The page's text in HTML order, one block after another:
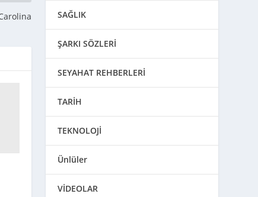
SAĞLIK
ŞARKI SÖZLERİ
SEYAHAT REHBERLERİ
TARİH
TEKNOLOJİ
Ünlüler
VİDEOLAR